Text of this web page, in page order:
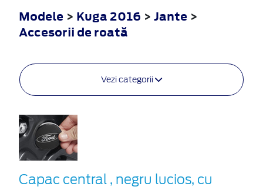
Modele > Kuga 2016 > Jante >
Accesorii de roată
Vezi categorii
Capac central , negru lucios, cu